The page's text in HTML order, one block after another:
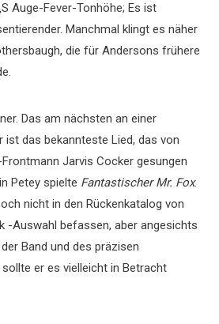
‚S Auge-Fever-Tonhöhe; Es ist
Manchmal klingt es näher
die für Andersons frühere
Das am nächsten an einer
ist das bekannteste Lied, das von
Jarvis Cocker gesungen
Petey spielte Fantastischer Mr. Fox.
nicht in den Rückenkatalog von
-Auswahl befassen, aber angesichts
Band und des präzisen
er es vielleicht in Betracht